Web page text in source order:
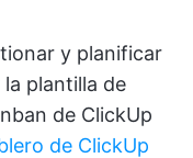
y planificar
plantilla de
de ClickUp
de ClickUp